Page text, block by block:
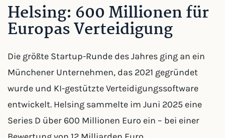
Helsing: 600 Millionen für
Europas Verteidigung
Die größte Startup-Runde des Jahres ging an ein
Münchener Unternehmen, das 2021 gegründet
wurde und KI-gestützte Verteidigungssoftware
entwickelt. Helsing sammelte im Juni 2025 eine
Series D über 600 Millionen Euro ein – bei einer